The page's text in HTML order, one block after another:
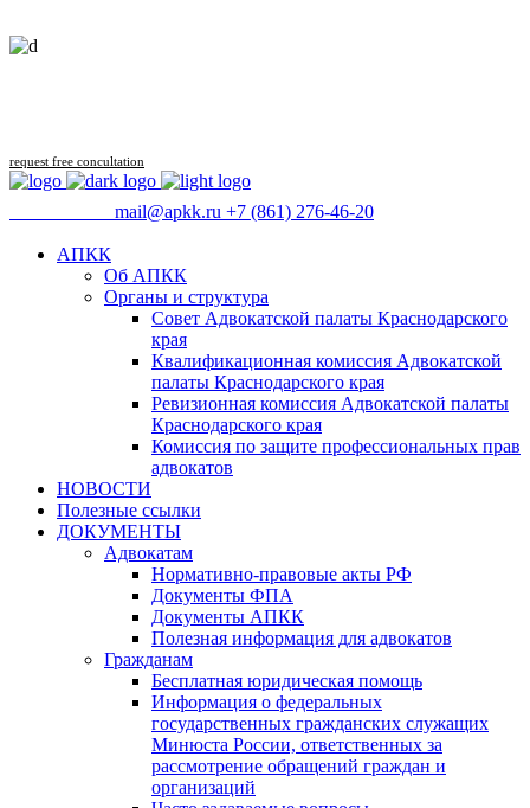
request free concultation
mail@apkk.ru +7 (861) 276-46-20
АПКК
Об АПКК
Органы и структура
Совет Адвокатской палаты Краснодарского
края
Квалификационная комиссия Адвокатской
палаты Краснодарского края
Ревизионная комиссия Адвокатской палаты
Краснодарского края
Комиссия по защите профессиональных прав
адвокатов
НОВОСТИ
Полезные ссылки
ДОКУМЕНТЫ
Адвокатам
Нормативно-правовые акты РФ
Документы ФПА
Документы АПКК
Полезная информация для адвокатов
Гражданам
Бесплатная юридическая помощь
Информация о федеральных
государственных гражданских служащих
Минюста России, ответственных за
рассмотрение обращений граждан и
организаций